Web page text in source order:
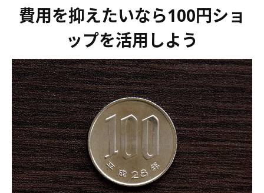
費用を抑えたいなら100円ショ
ップを活用しよう